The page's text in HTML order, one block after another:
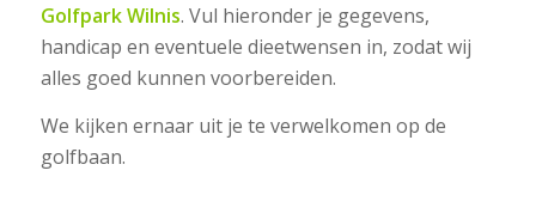
Golfpark Wilnis. Vul hieronder je gegevens,
handicap en eventuele dieetwensen in, zodat wij
alles goed kunnen voorbereiden.
We kijken ernaar uit je te verwelkomen op de
golfbaan.